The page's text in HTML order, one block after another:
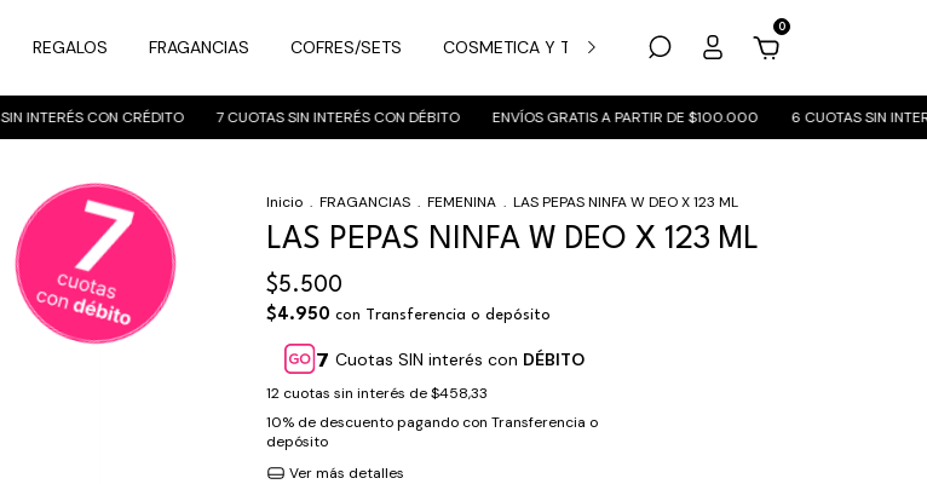
REGALOS FRAGANCIAS COFRES/SETS COSMETICA Y TRATAMIENTO MARCAS
0
CON CRÉDITO 7 CUOTAS SIN INTERÉS CON DÉBITO ENVÍOS GRATIS A PARTIR DE $100.000 6 CUOTAS SIN
Inicio . FRAGANCIAS . FEMENINA . LAS PEPAS NINFA W DEO X 123 ML
LAS PEPAS NINFA W DEO X 123 ML
$5.500
$4.950 con Transferencia o depósito
Cuotas SIN interés con DÉBITO
12 cuotas sin interés de$458,33
10% de descuentopagando con Transferencia o
depósito
Ver más detalles